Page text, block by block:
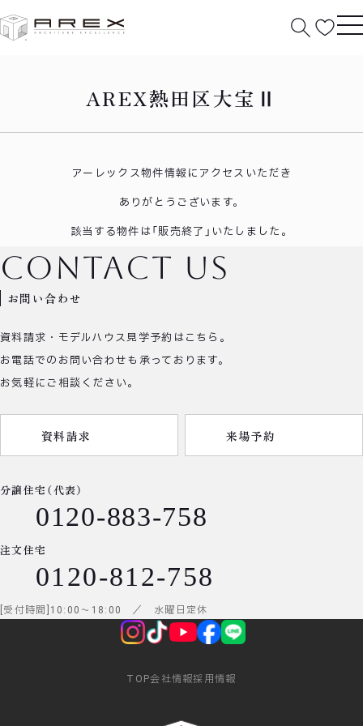
AREX熱田区大宝Ⅱ
アーレックス物件情報にアクセスいただき
ありがとうございます。
該当する物件は「販売終了」いたしました。
お問い合わせ
contact us
資料請求・モデルハウス見学予約はこちら。
お電話でのお問い合わせも承っております。
お気軽にご相談ください。
資料請求 来場予約
分譲住宅（代表）
0120-883-758
注文住宅
0120-812-758
受付時間 10:00 ～ 18:00 ／ 水曜日定休
TOP会社情報採用情報